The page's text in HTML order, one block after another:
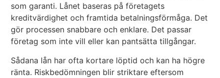
som garanti. Lånet baseras på företagets
kreditvärdighet och framtida betalningsförmåga. Det
gör processen snabbare och enklare. Det passar
företag som inte vill eller kan pantsätta tillgångar.
Sådana lån har ofta kortare löptid och kan ha högre
ränta. Riskbedömningen blir striktare eftersom